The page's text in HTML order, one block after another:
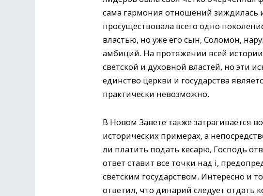
сама гармония отношений зиждилась
просуществовала всего одно
властью, но уже его сын, Соломон,
амбиций. На протяжении всей
светской и духовной властей, но эти
единство церкви и государства
практически невозможно.
В Новом Завете также затрагивается
исторических примерах, а
ли платить подать кесарю, Господь
ответ ставит все точки над i,
светским государством. Интересно и
ответил, что динарий следует отдать